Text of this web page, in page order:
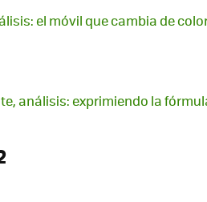
el móvil que cambia de
análisis: exprimiendo la